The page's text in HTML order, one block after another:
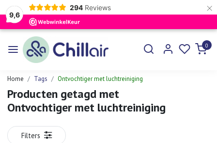
9,6
294 Reviews ×
0
Home Tags Ontvochtiger met luchtreiniging
Producten getagd met
Ontvochtiger met luchtreiniging
Filters